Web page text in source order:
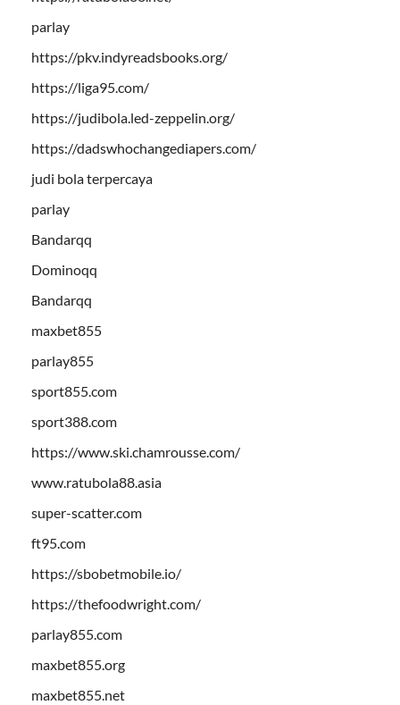
parlay
https://pkv.indyreadsbooks.org/
https://liga95.com/
https://judibola.led-zeppelin.org/
https://dadswhochangediapers.com/
judi bola terpercaya
parlay
Bandarqq
Dominoqq
Bandarqq
maxbet855
parlay855
sport855.com
sport388.com
https://www.ski.chamrousse.com/
www.ratubola88.asia
super-scatter.com
ft95.com
https://sbobetmobile.io/
https://thefoodwright.com/
parlay855.com
maxbet855.org
maxbet855.net